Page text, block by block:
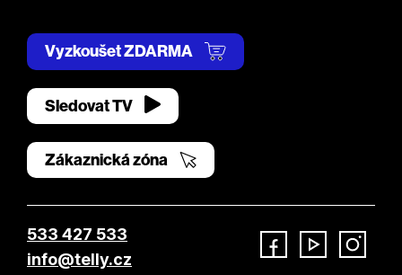
Vyzkoušet ZDARMA
Sledovat TV
Zákaznická zóna
533 427 533
info@telly.cz